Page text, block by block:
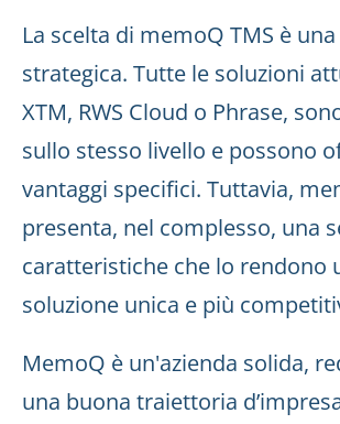
La scelta di memoQ TMS è
strategica. Tutte le soluzioni
XTM, RWS Cloud o Phrase,
sullo stesso livello e possono
vantaggi specifici. Tuttavia,
presenta, nel complesso, una
caratteristiche che lo rendono
soluzione unica e più
MemoQ è un'azienda solida,
una buona traiettoria